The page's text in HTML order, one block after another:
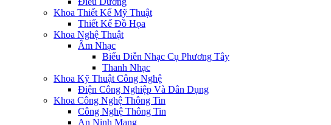
Khoa Thiết Kế Mỹ Thuật
Thiết Kế Đồ Họa
Khoa Nghệ Thuật
Âm Nhạc
Biểu Diễn Nhạc Cụ Phương Tây
Thanh Nhạc
Khoa Kỹ Thuật Công Nghệ
Điện Công Nghiệp Và Dân Dụng
Khoa Công Nghệ Thông Tin
Công Nghệ Thông Tin
An Ninh Mạng